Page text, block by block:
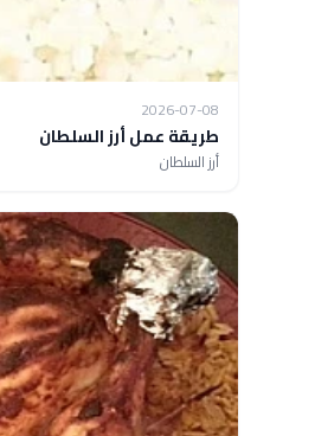
2026-07-08
طريقة عمل أرز السلطان
أرز السلطان